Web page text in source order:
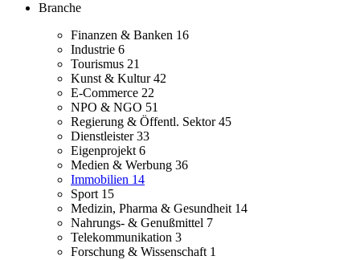
Branche
Finanzen & Banken 16
Industrie 6
Tourismus 21
Kunst & Kultur42
E-Commerce 22
NPO & NGO 51
Regierung & Öffentl. Sektor45
Dienstleister33
Eigenprojekt 6
Medien & Werbung 36
Immobilien 14
Sport 15
Medizin, Pharma & Gesundheit 14
Nahrungs- & Genußmittel 7
Telekommunikation 3
Forschung & Wissenschaft 1